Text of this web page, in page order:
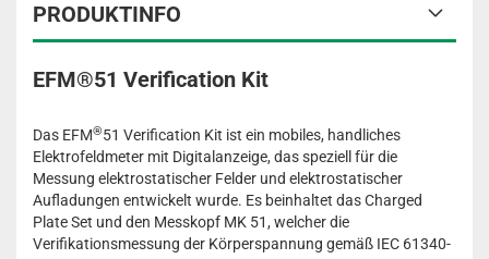
PRODUKTINFO
EFM®51 Verification Kit
Das EFM®51 Verification Kit ist ein mobiles, handliches
Elektrofeldmeter mit Digitalanzeige, das speziell für die
Messung elektrostatischer Felder und elektrostatischer
Aufladungen entwickelt wurde. Es beinhaltet das Charged
Plate Set und den Messkopf MK 51, welcher die
Verifikationsmessung der Körperspannung gemäß IEC 61340-